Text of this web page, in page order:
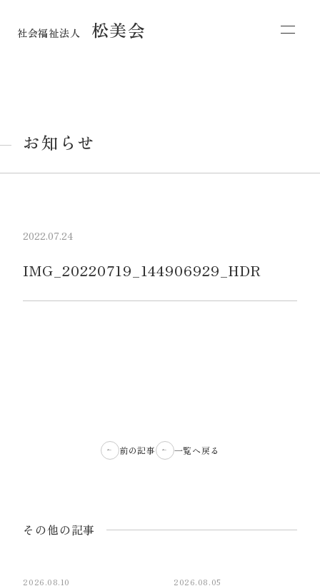
社会福祉法人 松美会
お知らせ
2022.07.24
IMG_20220719_144906929_HDR
前の記事 一覧へ戻る
その他の記事
2026.08.10 2026.08.05